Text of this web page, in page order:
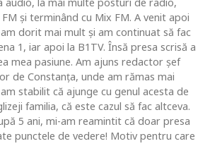
şi terminând cu Mix FM. A venit apoi
dorit mai mult şi am continuat să fac
1, iar apoi la B1TV. Însă presa scrisă a
mea pasiune. Am ajuns redactor şef
de Constanţa, unde am rămas mai
stabilit că ajunge cu genul acesta de
familia, că este cazul să fac altceva.
5 ani, mi-am reamintit că doar presa
punctele de vedere! Motiv pentru care